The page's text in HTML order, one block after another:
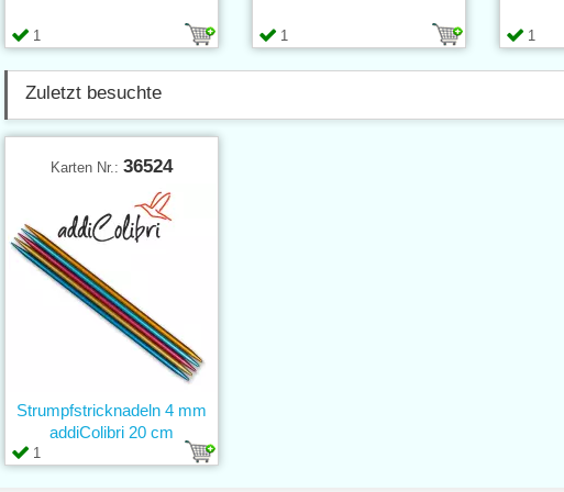
1 1 1
Zuletzt besuchte
Karten Nr.: 36524
1
Strumpfstricknadeln 4 mm
addiColibri 20 cm